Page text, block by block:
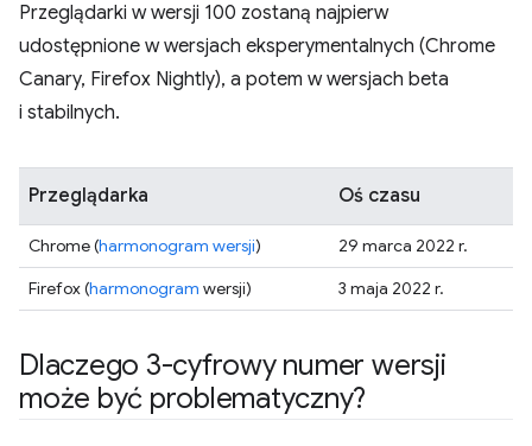
Przeglądarki w wersji 100 zostaną najpierw
udostępnione w wersjach eksperymentalnych (Chrome
Canary, Firefox Nightly), a potem w wersjach beta
i stabilnych.
Przeglądarka Oś czasu
Chrome (harmonogram wersji)
29 marca 2022 r.
Firefox (harmonogram wersji) 3 maja 2022 r.
Dlaczego 3-cyfrowy numer wersji
może być problematyczny?